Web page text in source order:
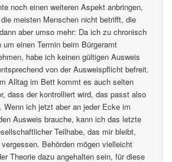
noch einen weiteren Aspekt anbringen,
meisten Menschen nicht betrifft, die
aber umso mehr: Da ich zu chronisch
um einen Termin beim Bürgeramt
habe ich keinen gültigen Ausweis
von der Ausweispflicht befreit.
Alltag im Bett kommt es auch selten
dass der kontrolliert wird, das passt also
Wenn ich jetzt aber an jeder Ecke im
Ausweis brauche, kann ich das letzte
Teilhabe, das mir bleibt,
Behörden mögen vielleicht
Theorie dazu angehalten sein, für diese